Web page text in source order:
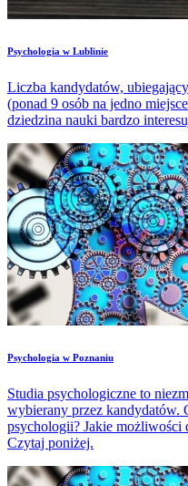
​Psychologia w Lublinie
Liczba kandydatów,
(ponad 9 osób na jedno
dziedzina nauki bardzo
​Psychologia w Poznaniu
Studia psychologiczne to
wybierany przez kandydatów.
psychologii? Jakie możliwości
Czytaj poniżej.